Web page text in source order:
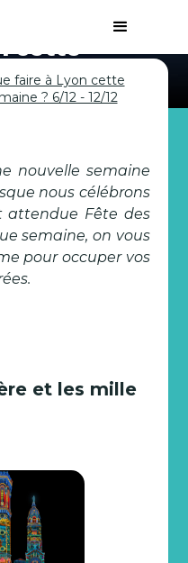
cette
12/12
faire à Lyon cette
? 6/12 - 12/12
nouvelle semaine
nous célébrons
attendue Fête des
semaine, on vous
pour occuper vos
et les mille